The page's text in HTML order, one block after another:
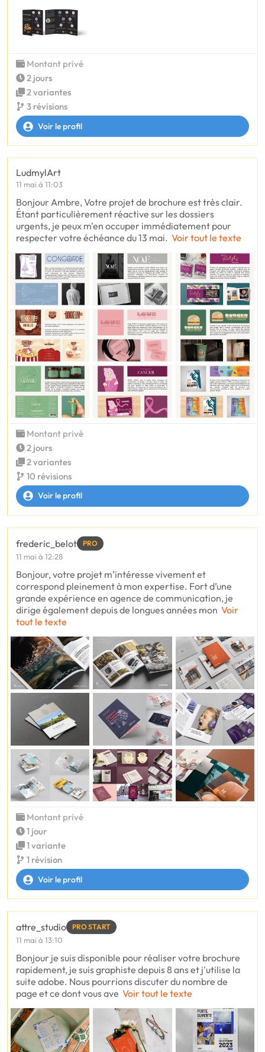
Montant privé
2 jours
2 variantes
3 révisions
Voir le profil
LudmylArt
11 mai à 11:03
Bonjour Ambre, Votre projet de brochure est très clair.
Étant particulièrement réactive sur les dossiers
urgents, je peux m'en occuper immédiatement pour
respecter votre échéance du 13 mai. Voir tout le texte
Montant privé
2 jours
2 variantes
10 révisions
Voir le profil
frederic_belot PRO
11 mai à 12:28
Bonjour, votre projet m’intéresse vivement et
correspond pleinement à mon expertise. Fort d’une
grande expérience en agence de communication, je
dirige également depuis de longues années mon Voir
tout le texte
Montant privé
1 jour
1 variante
1 révision
Voir le profil
attre_studio PRO START
11 mai à 13:10
Bonjour je suis disponible pour réaliser votre brochure
rapidement, je suis graphiste depuis 8 ans et j'utilise la
suite adobe. Nous pourrions discuter du nombre de
page et ce dont vous ave Voir tout le texte